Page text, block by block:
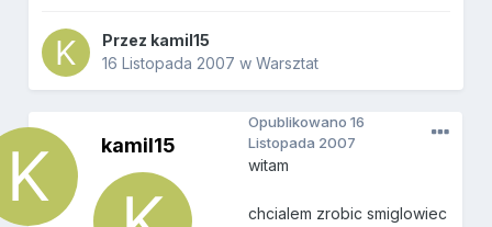
Przez kamil15
16 Listopada 2007 wWarsztat
kamil15
Opublikowano16
Listopada 2007
witam
chcialem zrobic smiglowiec